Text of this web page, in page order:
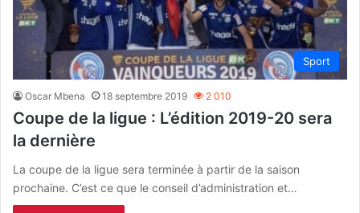
Sport
Oscar Mbena 18 septembre 2019 2 010
Coupe de la ligue : L’édition 2019-20 sera
la dernière
La coupe de la ligue sera terminée à partir de la saison
prochaine. C’est ce que le conseil d’administration et…